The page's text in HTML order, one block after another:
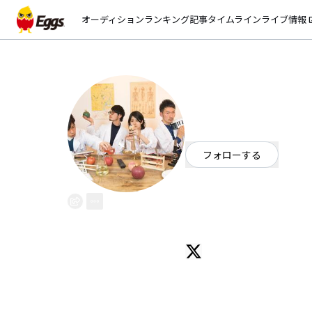
オーディションランキング記事タイムラインライブ情報
フォローする
ココロ掴むグッドメロディ。